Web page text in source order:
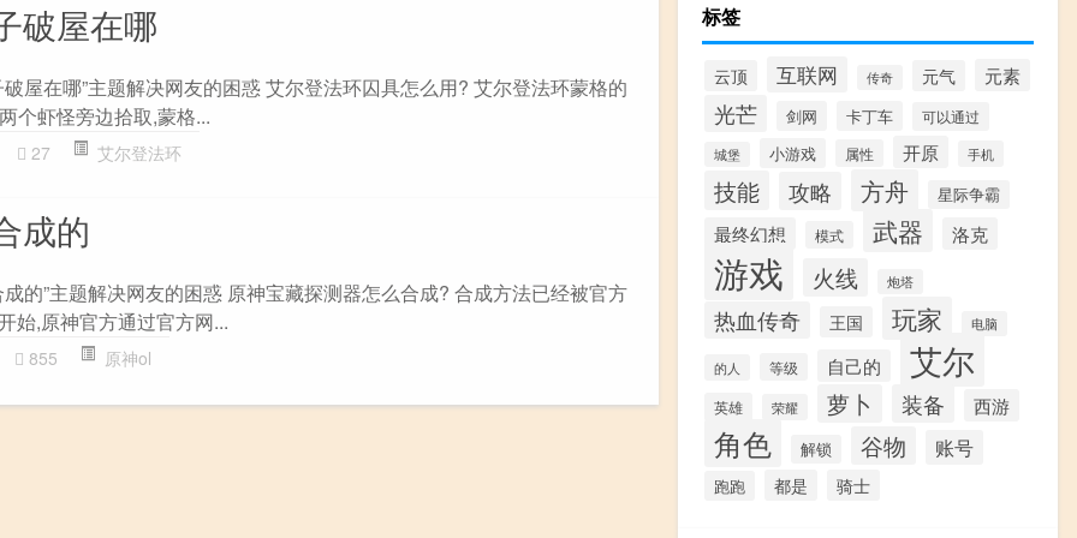
破屋在哪
屋在哪”主题解决网友的困惑 艾尔登法环囚具怎么用? 艾尔登法环蒙格的
个虾怪旁边拾取,蒙格...
27 艾尔登法环
成的
的”主题解决网友的困惑 原神宝藏探测器怎么合成? 合成方法已经被官方
始,原神官方通过官方网...
855 原神ol
标签
云顶 互联网 传奇 元气 元素
光芒 剑网 卡丁车 可以通过
城堡 小游戏 属性 开原 手机
技能 攻略 方舟 星际争霸
最终幻想 模式 武器 洛克
游戏 火线 炮塔
热血传奇 王国 玩家 电脑
的人 等级 自己的 艾尔
英雄 荣耀 萝卜 装备 西游
角色 解锁 谷物 账号
跑跑 都是 骑士